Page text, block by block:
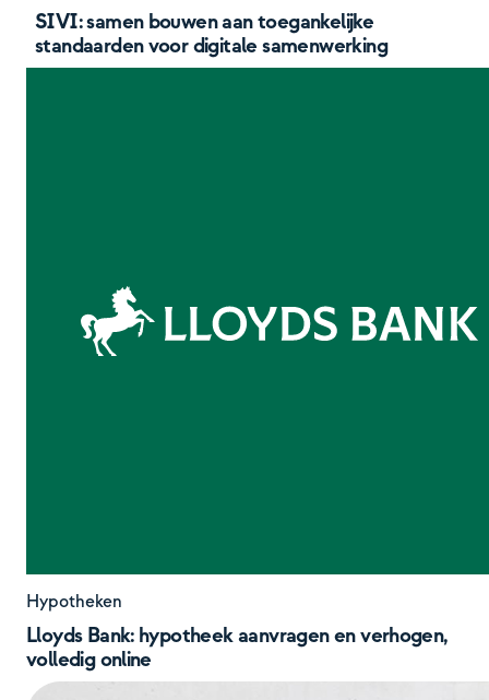
SIVI: samen bouwen aan toegankelijke
standaarden voor digitale samenwerking
Hypotheken
Lloyds Bank: hypotheek aanvragen en verhogen,
volledig online